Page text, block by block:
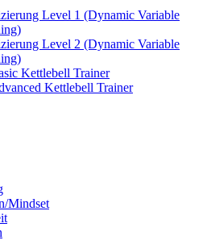
Level 1 (Dynamic Variable
Level 2 (Dynamic Variable
Kettlebell Trainer
Kettlebell Trainer
Mindset